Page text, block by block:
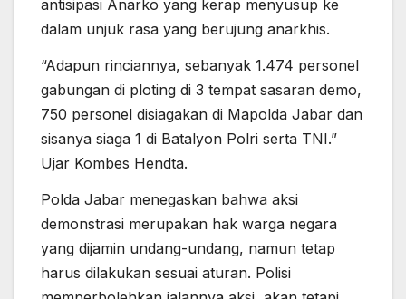
antisipasi Anarko yang kerap menyusup ke
dalam unjuk rasa yang berujung anarkhis.
“Adapun rinciannya, sebanyak 1.474 personel
gabungan di ploting di 3 tempat sasaran demo,
750 personel disiagakan di Mapolda Jabar dan
sisanya siaga 1 di Batalyon Polri serta TNI.”
Ujar Kombes Hendta.
Polda Jabar menegaskan bahwa aksi
demonstrasi merupakan hak warga negara
yang dijamin undang-undang, namun tetap
harus dilakukan sesuai aturan. Polisi